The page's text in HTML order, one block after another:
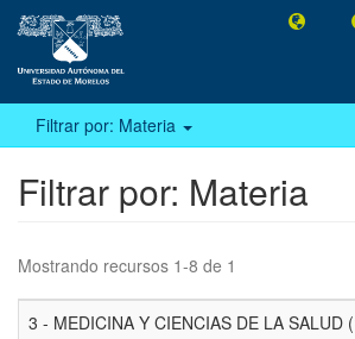
Filtrar por: Materia
Filtrar por: Materia
Mostrando recursos 1-8 de 1
3 - MEDICINA Y CIENCIAS DE LA SALUD